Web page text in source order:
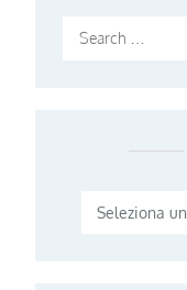
Search
Categorie